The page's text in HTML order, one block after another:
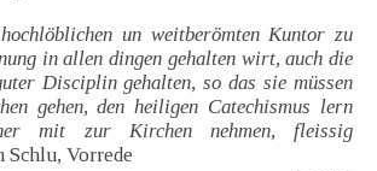
un weitberömten Kuntor zu
in allen dingen gehalten wirt, auch die
Disciplin gehalten, so das sie müssen
gehen, den heiligen Catechismus lern
mit zur Kirchen nehmen, fleissig
Schlu, Vorrede